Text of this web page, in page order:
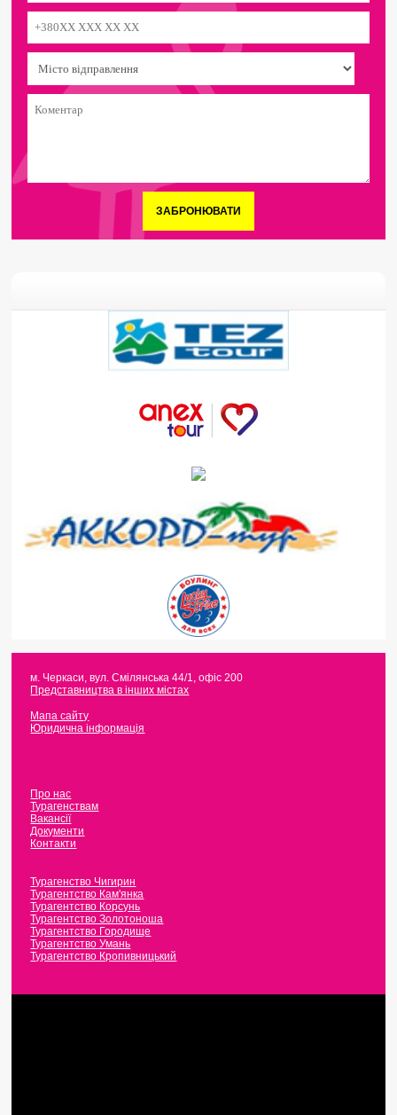
ЗАБРОНЮВАТИ
м. Черкаси,вул. Смілянська 44/1, офіс 200
Представництва в інших містах
Мапа сайту
Юридична інформація
Про нас
Турагенствам
Вакансії
Документи
Контакти
Турагенство Чигирин
Турагентство Кам'янка
Турагентство Корсунь
Турагентство Золотоноша
Турагентство Городище
Турагентство Умань
Турагентство Кропивницький